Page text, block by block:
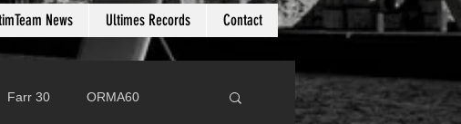
News Ultimes Records Contact
Farr 30 ORMA60